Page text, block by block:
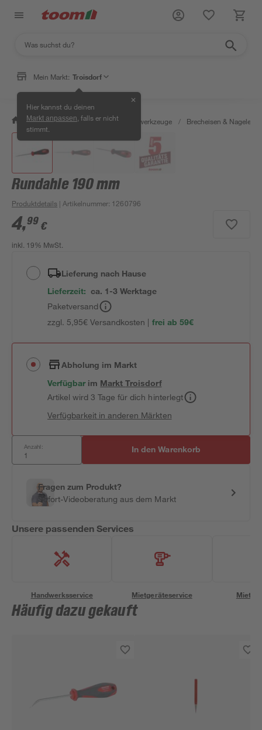
Mein Markt: Troisdorf
Hier kannst du deinen
Markt anpassen , falls er nicht
stimmt.
✕
/ Werkstatt & Maschinen / Handwerkzeuge / Brecheisen &
Rundahle 190 mm
Produktdetails | Artikelnummer: 1260796
4,99 €
inkl. 19% MwSt.
Lieferung nach Hause
Lieferzeit: ca. 1-3 Werktage
Paketversand
zzgl. 5,95€ Versandkosten | frei ab 59€
Abholung im Markt
Verfügbar im MarktTroisdorf
Artikel wird 3 Tage für dich hinterlegt
Verfügbarkeit in anderen Märkten
Anzahl: In den Warenkorb
Fragen zum Produkt?
Sofort-Videoberatung aus dem Markt
Unsere passenden Services
Handwerksservice Mietgeräteservice
Häufig dazu gekauft